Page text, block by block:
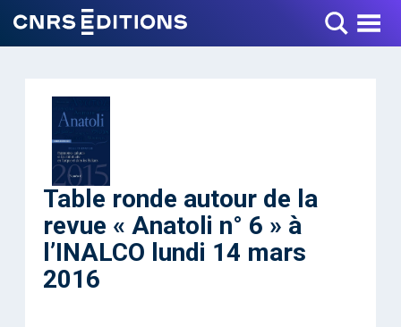
Toggle Menu
Table ronde autour de la
revue « Anatoli n° 6 » à
l’INALCO lundi 14 mars
2016